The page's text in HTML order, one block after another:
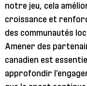
notre jeu, cela
croissance et
des communautés
Amener des
canadien est
approfondir